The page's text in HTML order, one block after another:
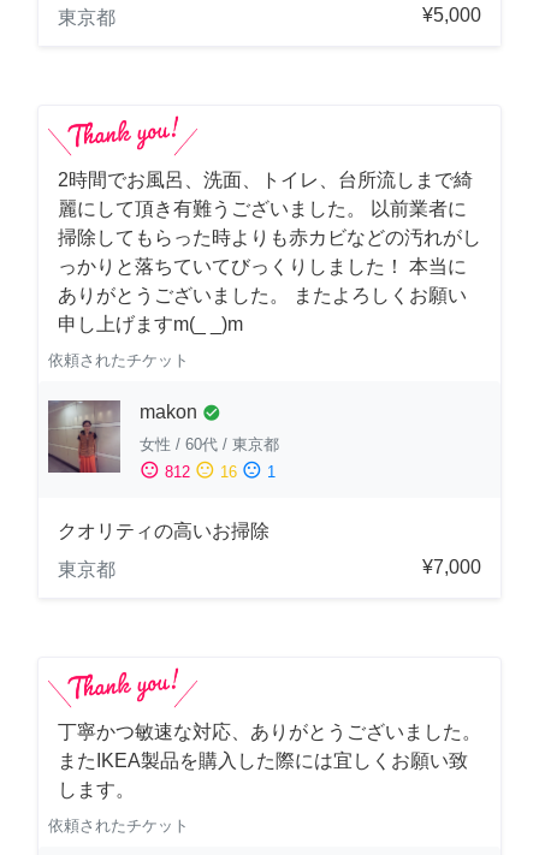
東京都 ¥5,000
2時間でお風呂、洗面、トイレ、台所流しまで綺
麗にして頂き有難うございました。 以前業者に
掃除してもらった時よりも赤カビなどの汚れがし
っかりと落ちていてびっくりしました！ 本当に
ありがとうございました。 またよろしくお願い
申し上げますm(_ _)m
依頼されたチケット
makon check_circle
女性 / 60代 / 東京都
sentiment_satisfied 812 sentiment_neutral 16 sentiment_dissatisfied 1
クオリティの高いお掃除
東京都
¥7,000
丁寧かつ敏速な対応、ありがとうございました。
またIKEA製品を購入した際には宜しくお願い致
します。
依頼されたチケット